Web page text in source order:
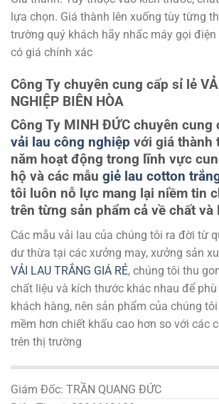
lựa chọn. Giá thành lên xuống tùy từng
trường quý khách hãy nhấc máy gọi
có giá chính xác
Công Ty chuyên cung cấp sỉ lẻ
NGHIỆP BIÊN HÒA
Công Ty MINH ĐỨC chuyên cung
vải lau công nghiệp với giá thành
năm hoạt động trong lĩnh vực
hộ và các mẫu giẻ lau cotton
tôi luôn nỗ lực mang lại niềm tin
trên từng sản phẩm cả về chất và
Các mẫu vải lau của chúng tôi ra đời từ
dư thừa tại các xưởng may, xưởng sản
VẢI LAU TRẮNG GIÁ RẺ, chúng tôi thu
chất liệu và kích thước khác nhau để
khách hàng, nên sản phẩm của chúng
mềm hơn chiết khấu cao hơn so với các
trên thị trường
Giám Đốc: TRẦN QUANG ĐỨC